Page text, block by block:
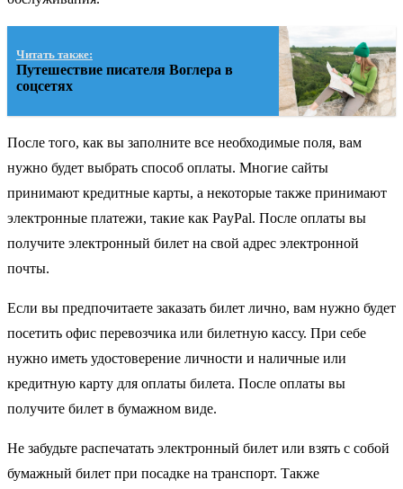
Читать также:
Путешествие писателя Воглера в
соцсетях
После того, как вы заполните все необходимые поля, вам
нужно будет выбрать способ оплаты. Многие сайты
принимают кредитные карты, а некоторые также принимают
электронные платежи, такие как PayPal. После оплаты вы
получите электронный билет на свой адрес электронной
почты.
Если вы предпочитаете заказать билет лично, вам нужно будет
посетить офис перевозчика или билетную кассу. При себе
нужно иметь удостоверение личности и наличные или
кредитную карту для оплаты билета. После оплаты вы
получите билет в бумажном виде.
Не забудьте распечатать электронный билет или взять с собой
бумажный билет при посадке на транспорт. Также